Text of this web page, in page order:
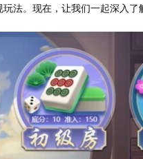
法。现在，让我们一起深入了